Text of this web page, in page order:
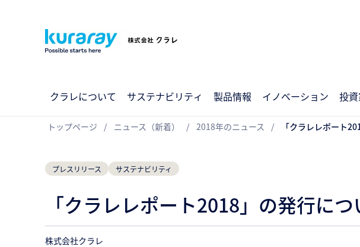
クラレについて サステナビリティ 製品情報 イノベーション 投
トップページ ニュース（新着） 2018年のニュース 「クラレレポート
プレスリリース サステナビリティ
「クラレレポート2018」の発行につ
株式会社クラレ